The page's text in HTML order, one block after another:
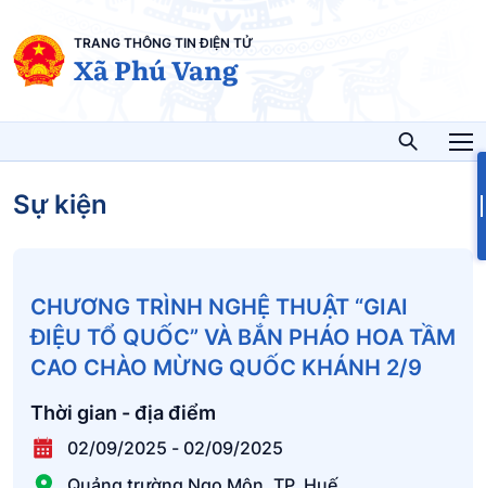
TRANG THÔNG TIN ĐIỆN TỬ
Xã Phú Vang
Sự kiện
CHƯƠNG TRÌNH NGHỆ THUẬT “GIAI
ĐIỆU TỔ QUỐC” VÀ BẮN PHÁO HOA TẦM
CAO CHÀO MỪNG QUỐC KHÁNH 2/9
Thời gian - địa điểm
02/09/2025 - 02/09/2025